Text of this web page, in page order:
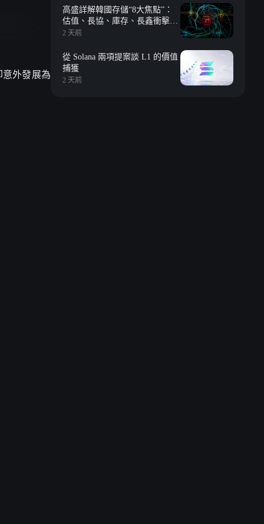
外發展為
高盛詳解韓國存儲“8大焦點”：
估值、長協、庫存、長鑫衝擊、
回購等
2 天前
從 Solana 兩項提案談 L1 的價值
捕獲
2 天前